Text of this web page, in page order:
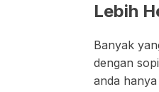
Lebih
Banyak
dengan
anda